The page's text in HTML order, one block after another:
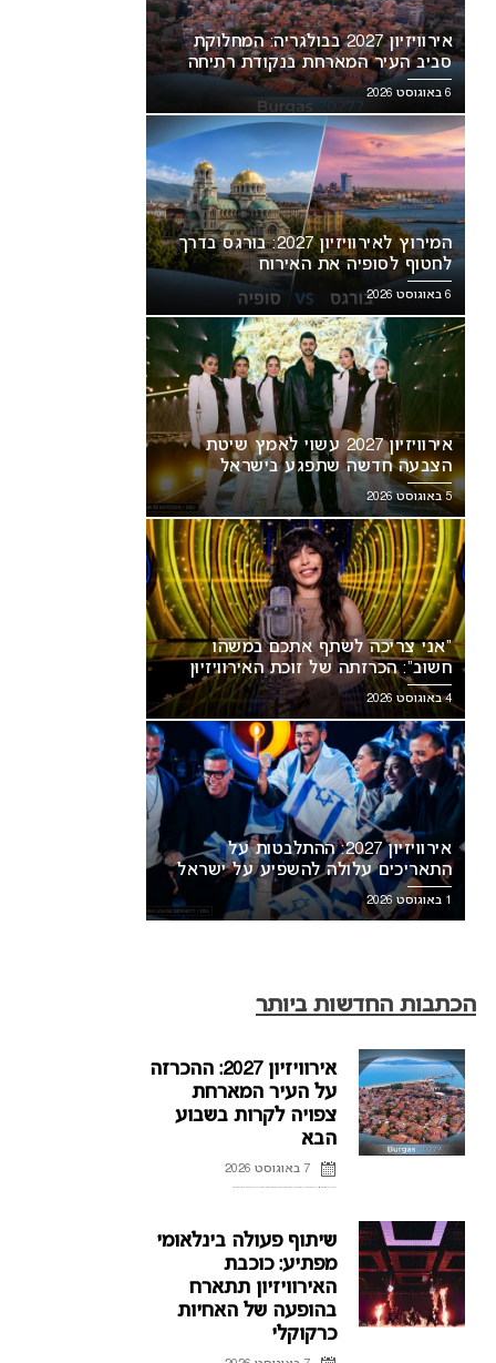
אירוויזיון 2027 בבולגריה: המחלוקת
סביב העיר המארחת בנקודת רתיחה
6 באוגוסט 2026
המירוץ לאירוויזיון 2027: בורגס בדרך
לחטוף לסופיה את האירוח
6 באוגוסט 2026
אירוויזיון 2027 עשוי לאמץ שיטת
הצבעה חדשה שתפגע בישראל
5 באוגוסט 2026
“אני צריכה לשתף אתכם במשהו
חשוב”: הכרזתה של זוכת האירוויזיון
מסעירה את הרשת
4 באוגוסט 2026
אירוויזיון 2027: ההתלבטות על
התאריכים עלולה להשפיע על ישראל
1 באוגוסט 2026
הכתבות החדשות ביותר
אירוויזיון 2027: ההכרזה
על העיר המארחת
צפויה לקרות בשבוע
הבא
7 באוגוסט 2026
שיתוף פעולה בינלאומי
מפתיע: כוכבת
האירוויזיון תתארח
בהופעה של האחיות
כרקוקלי